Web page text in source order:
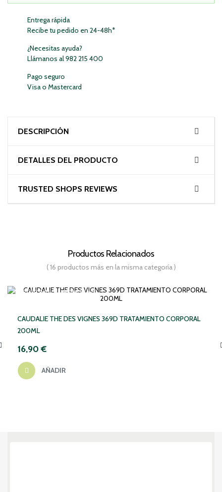
Entrega rápida
Recibe tu pedido en 24-48h*
¿Necesitas ayuda?
Llámanos al 982 215 400
Pago seguro
Visa o Mastercard
DESCRIPCIÓN
DETALLES DEL PRODUCTO
TRUSTED SHOPS REVIEWS
Productos Relacionados
( 16 productos más en la misma categoría )
NO DISPONIBLE TEMPORALMENTE
CAUDALIE THE DES VIGNES 369D TRATAMIENTO CORPORAL
200ML
16,90 €
AÑADIR